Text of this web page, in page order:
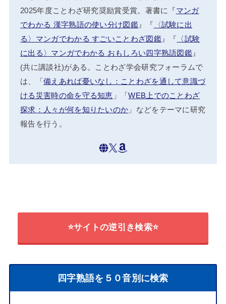
2025年度ことわざ研究奨励賞受賞。著書に『マンガ
でわかる 漢字熟語の使い分け図鑑』『 〈試験に出
る〉マンガでわかる すごいことわざ図鑑』『 〈試験
に出る〉マンガでわかる おもしろい四字熟語図鑑』
(共に講談社)がある。ことわざ学会研究フォーラムで
は、「備えあれば憂いなし：ことわざを通して意識づ
ける災害時の命を守る知恵 」「WEB上でのことわざ
探求：人々が何を知りたいのか 」などをテーマに研究
報告を行う。
⭐サイトの逆引き検索⭐
四字熟語を５０音別に検索